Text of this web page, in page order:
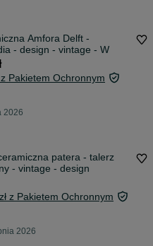
Amfora Delft -
- design - vintage - W
z Pakietem Ochronnym
2026
patera - talerz
- vintage - design
z Pakietem Ochronnym
2026